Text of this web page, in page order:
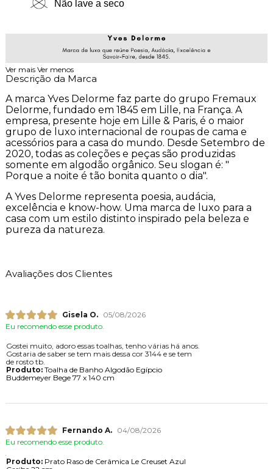
Não lave a seco
Ver mais Ver menos
Descrição da Marca
A marca Yves Delorme faz parte do grupo Fremaux
Delorme, fundado em 1845 em Lille, na França. A
empresa, presente hoje em Lille & Paris, é o maior
grupo de luxo internacional de roupas de cama e
acessórios para a casa do mundo. Desde Setembro de
2020, todas as coleções e peças são produzidas
somente em algodão orgânico. Seu slogan é: "
Porque a noite é tão bonita quanto o dia".
A Yves Delorme representa poesia, audácia,
excelência e know-how. Uma marca de luxo para a
casa com um estilo distinto inspirado pela beleza e
pureza da natureza.
Avaliações dos Clientes
Gisela O.
05/08/2026
Eu recomendo esse produto.
Gostei muito, adoro essas toalhas, tenho várias há anos.
Gostaria de saber se tem mais dessa cor 3144 e se tem
de rosto tb.
Produto:Toalha de Banho Algodão Egípcio
Buddemeyer Bege 77 x 140 cm
Fernando A.
04/08/2026
Eu recomendo esse produto.
Produto:Prato Raso de Cerâmica Le Creuset Azul